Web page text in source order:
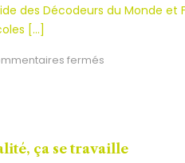
des Décodeurs du Monde et
[…]
fermés
attention
ça se travaille